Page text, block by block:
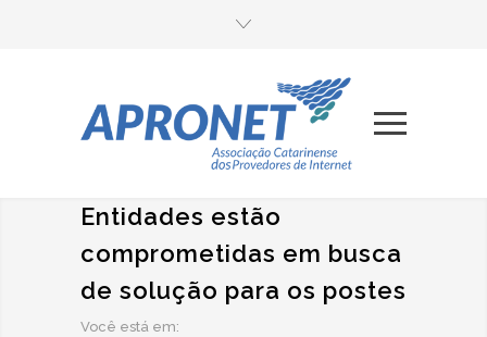
Entidades estão
comprometidas em busca
de solução para os postes
Você está em: